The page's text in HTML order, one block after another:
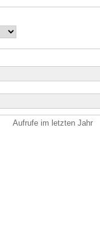
Aufrufe im letzten Jahr